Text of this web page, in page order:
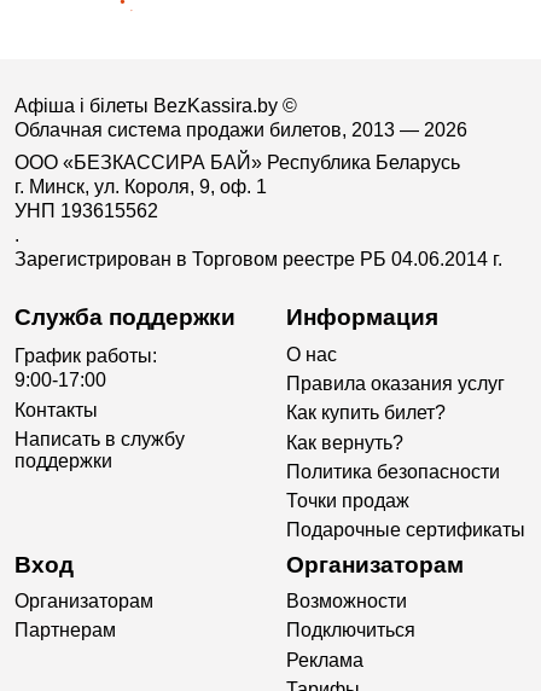
Афіша і білеты BezKassira.by ©
Облачная система продажи билетов, 2013 — 2026
ООО «БЕЗКАССИРА БАЙ» Республика Беларусь
г. Минск, ул. Короля, 9, оф. 1
УНП 193615562
.
Зарегистрирован в Торговом реестре РБ 04.06.2014 г.
Служба поддержки
График работы:
9:00-17:00
Контакты
Написать в службу
поддержки
Информация
О нас
Правила оказания услуг
Как купить билет?
Как вернуть?
Политика безопасности
Точки продаж
Подарочные сертификаты
Вход
Организаторам
Партнерам
Организаторам
Возможности
Подключиться
Реклама